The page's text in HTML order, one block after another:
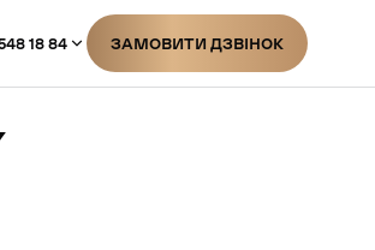
18 84 ЗАМОВИТИ ДЗВІНОК